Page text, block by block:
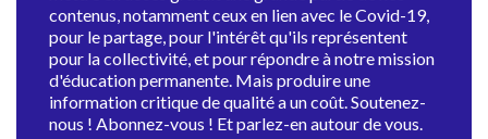
contenus, notamment ceux en lien avec le Covid-19,
pour le partage, pour l'intérêt qu'ils représentent
pour la collectivité, et pour répondre à notre mission
d'éducation permanente. Mais produire une
information critique de qualité a un coût. Soutenez-
nous ! Abonnez-vous ! Et parlez-en autour de vous.